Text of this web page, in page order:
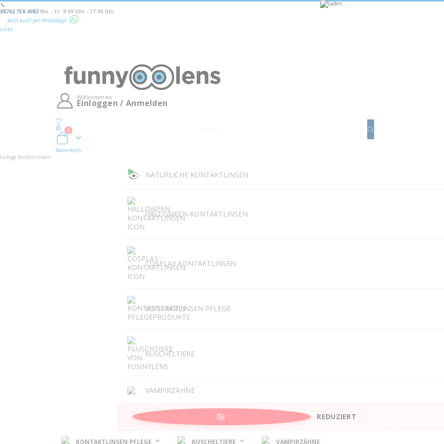
08762 738 4082 Mo. - Fr. 9:00 Uhr - 17:00 Uhr
Jetzt auch per WhatsApp!
Links
Willkommen
Einloggen / Anmelden
Warenkorb
0
Warenkorb
Farbige Kontaktlinsen
NATÜRLICHE KONTAKTLINSEN
HALLOWEEN KONTAKTLINSEN
COSPLAY KONTAKTLINSEN
KONTAKTLINSEN PFLEGE
KUSCHELTIERE
VAMPIRZÄHNE
REDUZIERT
KONTAKTLINSEN PFLEGE KUSCHELTIERE VAMPIRZÄHNE